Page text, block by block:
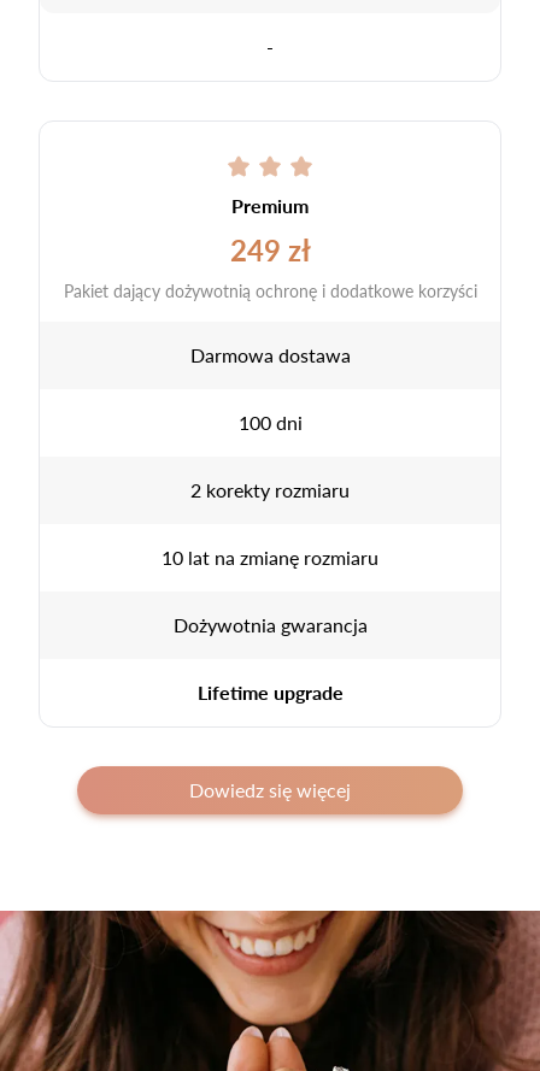
-
Premium
249 zł
Pakiet dający dożywotnią ochronę i dodatkowe korzyści
Darmowa dostawa
100 dni
2 korekty rozmiaru
10 lat na zmianę rozmiaru
Dożywotnia gwarancja
Lifetime upgrade
Dowiedz się więcej